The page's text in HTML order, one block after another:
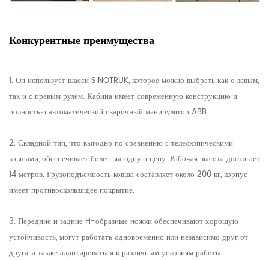
Конкурентные преимущества
1. Он использует шасси SINOTRUK, которое можно выбрать как с левым,
так и с правым рулём. Кабина имеет современную конструкцию и
полностью автоматический сварочный манипулятор ABB.
2. Складной тип, что выгодно по сравнению с телескопическими
ковшами, обеспечивает более выгодную цену. Рабочая высота достигает
14 метров. Грузоподъемность ковша составляет около 200 кг, корпус
имеет противоскользящее покрытие.
3. Передние и задние H-образные ножки обеспечивают хорошую
устойчивость, могут работать одновременно или независимо друг от
друга, а также адаптироваться к различным условиям работы.